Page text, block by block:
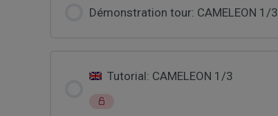
Démonstration tour: CAMELEON 1/3
Tutorial: CAMELEON 1/3